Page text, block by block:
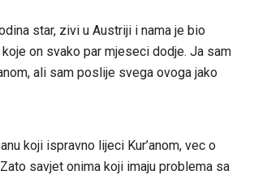
star, zivi u Austriji i nama je bio
on svako par mjeseci dodje. Ja sam
ali sam poslije svega ovoga jako
koji ispravno lijeci Kur’anom, vec o
savjet onima koji imaju problema sa